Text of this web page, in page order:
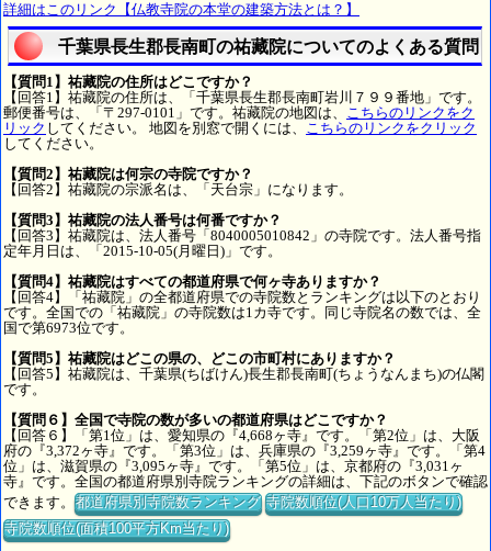
詳細はこのリンク【仏教寺院の本堂の建築方法とは？】
千葉県長生郡長南町の祐藏院についてのよくある質問
【質問1】祐藏院の住所はどこですか？
【回答1】祐藏院の住所は、「千葉県長生郡長南町岩川７９９番地」です。
郵便番号は、「〒297-0101」です。祐藏院の地図は、 こちらのリンクをク
リック してください。 地図を別窓で開くには、 こちらのリンクをクリック
してください。
【質問2】祐藏院は何宗の寺院ですか？
【回答2】祐藏院の宗派名は、「天台宗」になります。
【質問3】祐藏院の法人番号は何番ですか？
【回答3】祐藏院は、法人番号「8040005010842」の寺院です。法人番号指
定年月日は、「2015-10-05(月曜日)」です。
【質問4】祐藏院はすべての都道府県で何ヶ寺ありますか？
【回答4】「祐藏院」の全都道府県での寺院数とランキングは以下のとおり
です。全国での「祐藏院」の寺院数は1カ寺です。同じ寺院名の数では、全
国で第6973位です。
【質問5】祐藏院はどこの県の、どこの市町村にありますか？
【回答5】祐藏院は、千葉県(ちばけん)長生郡長南町(ちょうなんまち)の仏閣
です。
【質問６】全国で寺院の数が多いの都道府県はどこですか？
【回答６】「第1位」は、愛知県の『4,668ヶ寺』です。「第2位」は、大阪
府の『3,372ヶ寺』です。「第3位」は、兵庫県の『3,259ヶ寺』です。「第4
位」は、滋賀県の『3,095ヶ寺』です。「第5位」は、京都府の『3,031ヶ
寺』です。全国の都道府県別寺院ランキングの詳細は、下記のボタンで確認
できます。都道府県別寺院数ランキング 寺院数順位(人口10万人当たり)
寺院数順位(面積100平方Km当たり)